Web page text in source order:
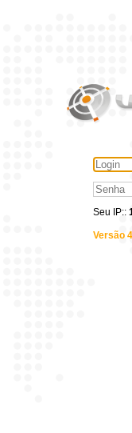
Seu IP::
Versão